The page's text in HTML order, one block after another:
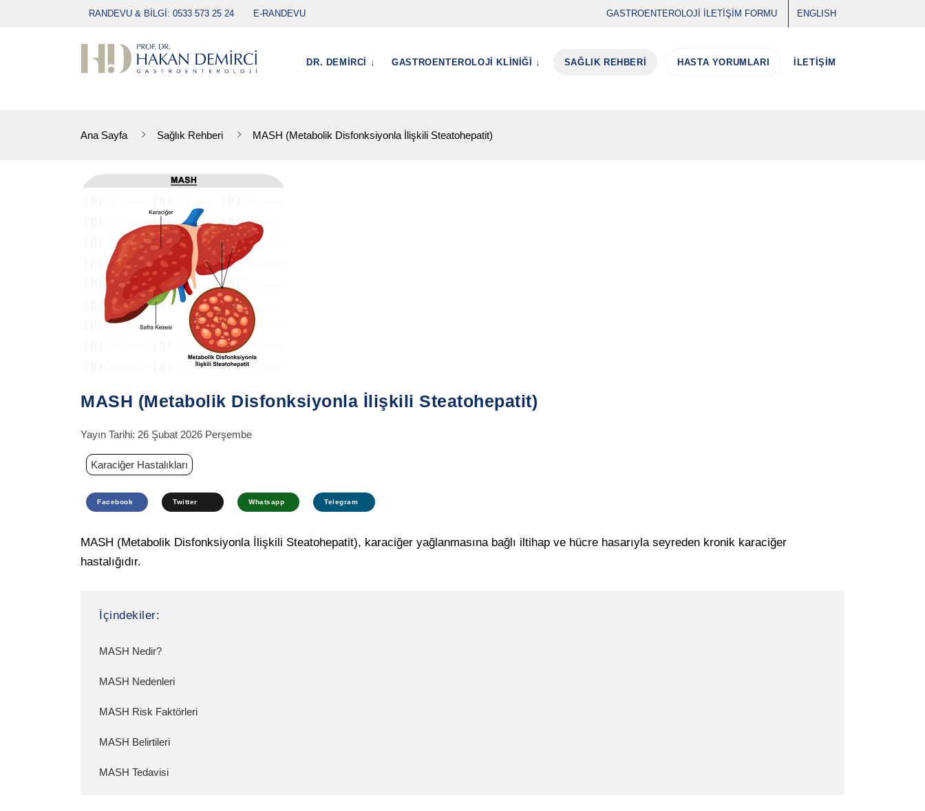
RANDEVU & BİLGİ: 0533 573 25 24 E-RANDEVU GASTROENTEROLOJİ İLETİŞİM FORMU ENGLISH
DR. DEMİRCİ ↓ GASTROENTEROLOJİ KLİNİĞİ ↓ SAĞLIK REHBERİ HASTA YORUMLARI İLETİŞİM
Ana Sayfa Sağlık Rehberi MASH (Metabolik Disfonksiyonla İlişkili Steatohepatit)
MASH (Metabolik Disfonksiyonla İlişkili Steatohepatit)
Yayın Tarihi: 26 Şubat 2026 Perşembe
Karaciğer Hastalıkları
Facebook Twitter Whatsapp Telegram
MASH (Metabolik Disfonksiyonla İlişkili Steatohepatit), karaciğer yağlanmasına bağlı iltihap ve hücre hasarıyla seyreden kronik karaciğer
hastalığıdır.
İçindekiler:
MASH Nedir?
MASH Nedenleri
MASH Risk Faktörleri
MASH Belirtileri
MASH Tedavisi